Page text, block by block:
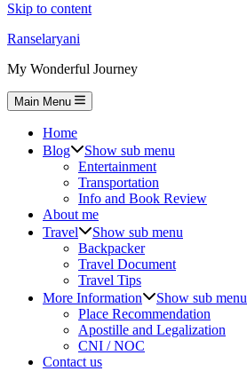
Skip to content
Ranselaryani
My Wonderful Journey
Main Menu
Home
Blog
Show sub menu
Entertainment
Transportation
Info and Book Review
About me
Travel
Show sub menu
Backpacker
Travel Document
Travel Tips
More Information
Show sub menu
Place Recommendation
Apostille and Legalization
CNI / NOC
Contact us